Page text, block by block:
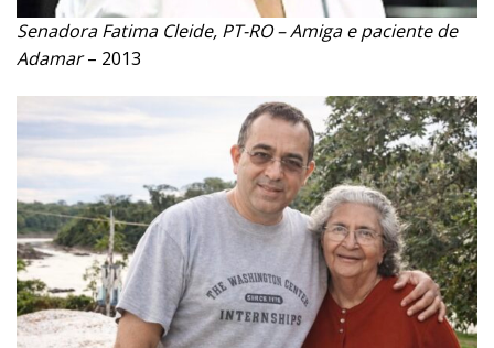
Senadora Fatima Cleide, PT-RO – Amiga e paciente de
Adamar– 2013